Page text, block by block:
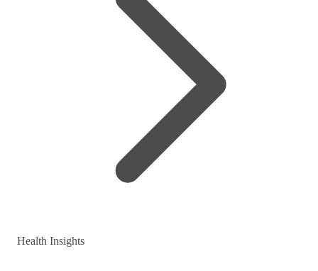
Health Insights